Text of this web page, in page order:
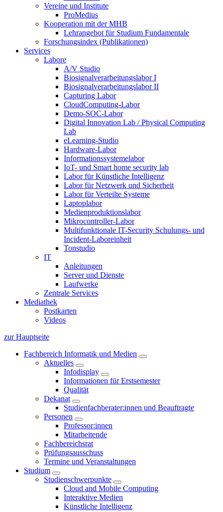
Vereine und Institute
ProMedius
Kooperation mit der MHB
Lehrangebot für Studium Fundamentale
Forschungsindex (Publikationen)
Services
Labore
A/V Studio
Biosignalverarbeitungslabor I
Biosignalverarbeitungslabor II
Capturing Labor
CloudComputing-Labor
Demo-SOC-Labor
Digital Innovation Lab / Physical Computing
Lab
eLearning-Studio
Hardware-Labor
Informationssystemelabor
IoT- und Smart home security lab
Labor für Künstliche Intelligenz
Labor für Netzwerk und Sicherheit
Labor für Verteilte Systeme
Laptoplabor
Medienproduktionslabor
Mikrocontroller-Labor
Multifunktionale IT-Security Schulungs- und
Incident-Laboreinheit
Tonstudio
IT
Anleitungen
Server und Dienste
Laufwerke
Zentrale Services
Mediathek
Postkarten
Videos
zur Hauptseite
Fachbereich Informatik und Medien
Aktuelles
Infodisplay
Informationen für Erstsemester
Qualität
Dekanat
Studienfachberater:innen und Beauftragte
Personen
Professor:innen
Mitarbeitende
Fachbereichsrat
Prüfungsausschuss
Termine und Veranstaltungen
Studium
Studienschwerpunkte
Cloud and Mobile Computing
Interaktive Medien
Künstliche Intelligenz